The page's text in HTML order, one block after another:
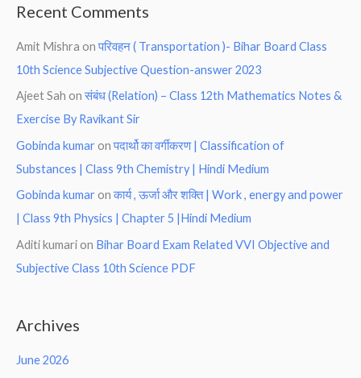
Recent Comments
Amit Mishra onपरिवहन ( Transportation )- Bihar Board Class
10th Science Subjective Question-answer 2023
Ajeet Sah onसंबंध (Relation) – Class 12th Mathematics Notes &
Exercise By Ravikant Sir
Gobinda kumar onपदार्थो का वर्गीकरण | Classification of
Substances | Class 9th Chemistry | Hindi Medium
Gobinda kumar onकार्य , ऊर्जा और शक्ति | Work , energy and power
| Class 9th Physics | Chapter 5 |Hindi Medium
Aditi kumari on Bihar Board Exam Related VVI Objective and
Subjective Class 10th Science PDF
Archives
June 2026